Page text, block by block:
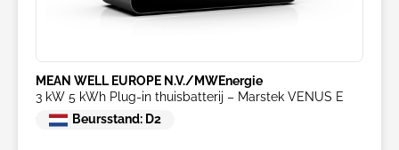
MEAN WELL EUROPE N.V./MWEnergie
3 kW 5 kWh Plug-in thuisbatterij – Marstek VENUS E
4.0
Beursstand: D2